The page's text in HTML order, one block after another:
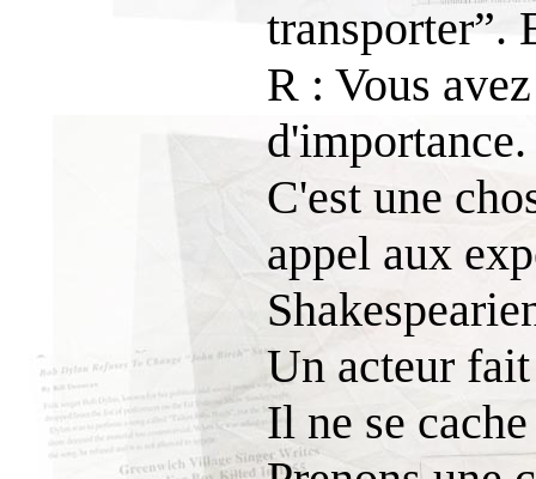
transporter”.
R : Vous
d'importance.
C'est une
appel aux
Un acteur
Il ne se